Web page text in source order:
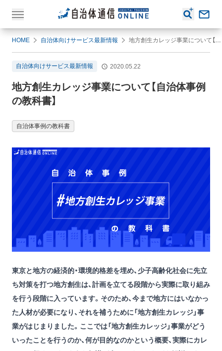
HOME 自治体向けサービス最新情報 地方創生カレッジ事業について【自治体事例の教科書】
自治体向けサービス最新情報 2020.05.22
地方創生カレッジ事業について【自治体事例
の教科書】
自治体事例の教科書
東京と地方の経済的・環境的格差を埋め、少子高齢化社会に先立
ち対策を打つ地方創生は、計画を立てる段階から実際に取り組み
を行う段階に入っています。そのため、今まで地方にはいなかっ
た人材が必要になり、それを補うために「地方創生カレッジ」事
業がはじまりました。ここでは「地方創生カレッジ」事業がどう
いったことを行うのか、何が目的なのかという概要、実際にカレ